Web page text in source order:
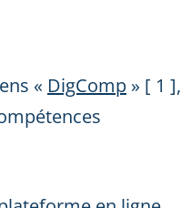
« DigComp » [ 1 ],